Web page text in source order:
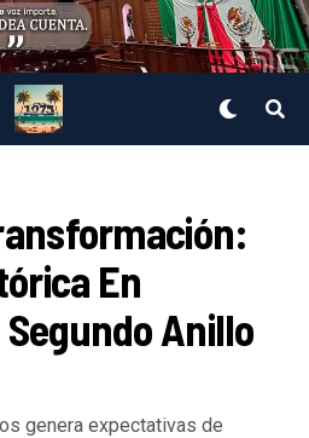
En
Anillo
genera expectativas de